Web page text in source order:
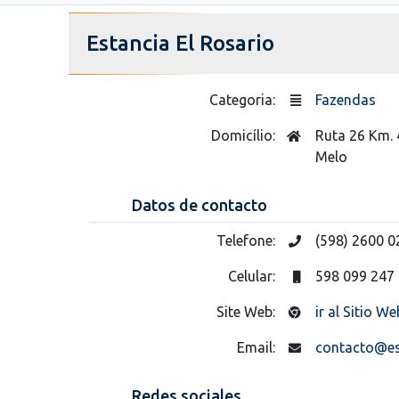
Estancia El Rosario
Categoria: Fazendas
Domicílio:
Ruta 26 Km.
Melo
Datos de contacto
Telefone: (598) 2600
Celular: 598 099 247
Site Web: ir al Sitio
Email:
Redes sociales